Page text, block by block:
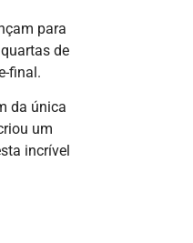
para
de
final.
da única
um
incrível